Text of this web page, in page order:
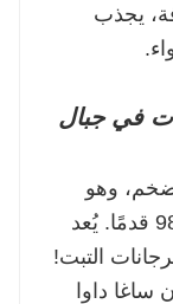
يجذب
في جبال
وهو
عبارة عن منصة حجرية يبلغ ارتفاعها 98 قدمًا. يُعد
التبت!
ساغا داوا